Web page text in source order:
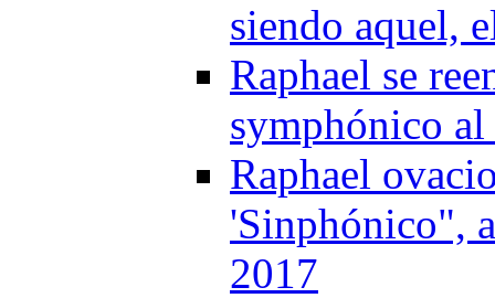
siendo aquel,
Raphael se
symphónico
Raphael
'Sinphónico",
2017